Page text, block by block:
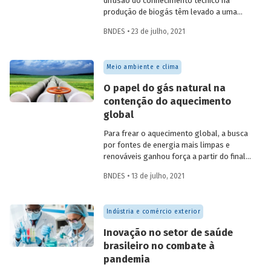
produção de biogás têm levado a uma
em operação e no volume produzido no
tímido diante do potencial de geração que
um país com um agronegócio tão
desenvolvido pode atingir. Entenda como
resíduos e efluentes das diferentes
atividades agropecuárias podem
contribuir para ampliar a geração de
BNDES • 23 de julho, 2021
Meio ambiente e clima
O papel do gás natural na
contenção do aquecimento
global
Para frear o aquecimento global, a busca
por fontes de energia mais limpas e
renováveis ganhou força a partir do final
mundial de redução das emissões de CO
energética segue crescendo, o gás
natural desponta como combustível
capaz de apoiar a transição para a
economia de baixo carbono, aproveitando
a infraestrutura já existente com menor
impacto ambiental do que outros
BNDES • 13 de julho, 2021
Indústria e comércio exterior
Inovação no setor de saúde
brasileiro no combate à
pandemia